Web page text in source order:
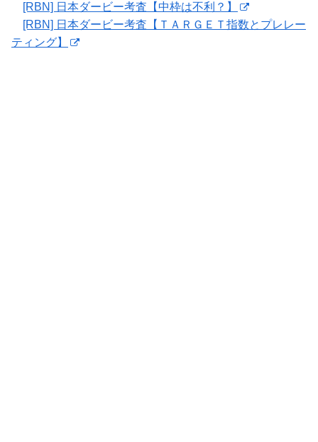
[RBN] 日本ダービー考査【中枠は不利？】
[RBN] 日本ダービー考査【ＴＡＲＧＥＴ指数とプレレー
ティング】